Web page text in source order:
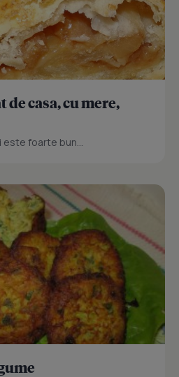
casa, cu mere,
este foarte bun...